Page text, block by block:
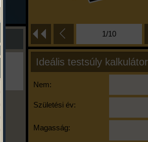
1/10
Ideális testsúly kalkulátor
Nem:
Születési év:
Magasság: